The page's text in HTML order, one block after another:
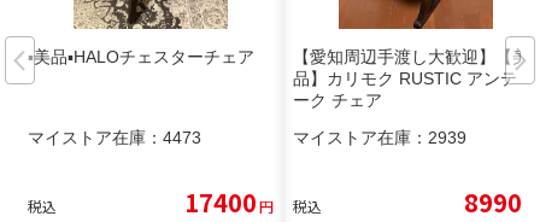
▪︎美品▪︎HALOチェスターチェア
マイストア在庫： 4473
税込 17400円
【愛知周辺手渡し大歓迎】【美
品】カリモク RUSTIC アンティ
ーク チェア
マイストア在庫： 2939
税込 8990